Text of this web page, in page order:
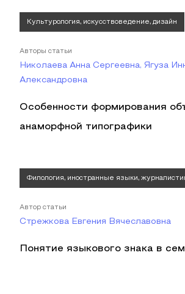
Культурология, искусствоведение, дизайн
Авторы статьи
Николаева Анна Сергеевна, Ягуза
Александровна
Особенности формирования
анаморфной типографики
Филология, иностранные языки,
Автор статьи
Стрежкова Евгения Вячеславовна
Понятие языкового знака в